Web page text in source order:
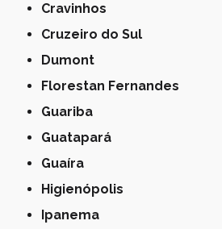
Cravinhos
Cruzeiro do Sul
Dumont
Florestan Fernandes
Guariba
Guatapará
Guaíra
Higienópolis
Ipanema